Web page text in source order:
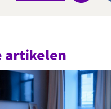
artikelen